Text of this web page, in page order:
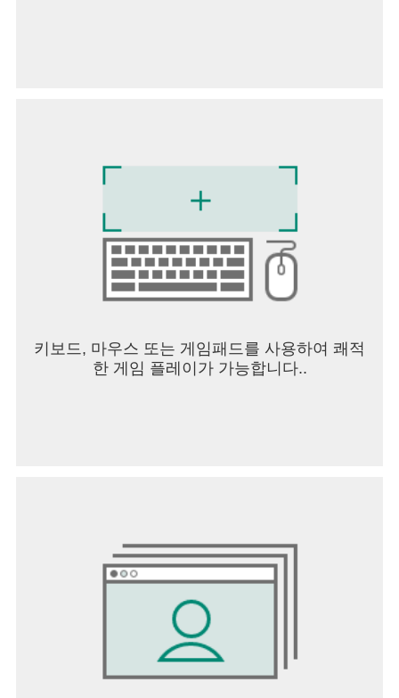
키보드, 마우스 또는 게임패드를 사용하여 쾌적
한 게임 플레이가 가능합니다..